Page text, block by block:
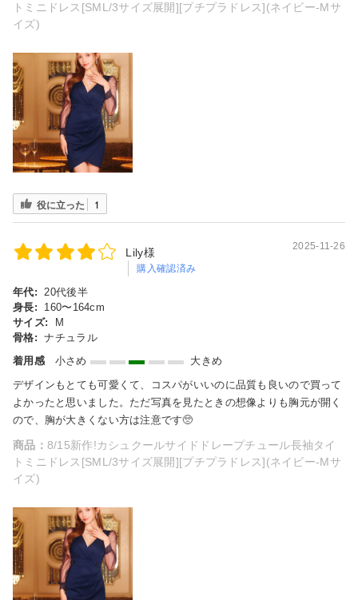
トミニドレス[SML/3サイズ展開][プチプラドレス](ネイビー-Mサ
イズ)
役に立った 1
Lily様
購入確認済み
2025-11-26
年代:
20代後半
身長:
160〜164cm
サイズ:
M
骨格: ナチュラル
着用感
小さめ
大きめ
デザインもとても可愛くて、コスパがいいのに品質も良いので買って
よかったと思いました。ただ写真を見たときの想像よりも胸元が開く
ので、胸が大きくない方は注意です🥺
商品： 8/15新作!カシュクールサイドドレープチュール長袖タイ
トミニドレス[SML/3サイズ展開][プチプラドレス](ネイビー-Mサ
イズ)